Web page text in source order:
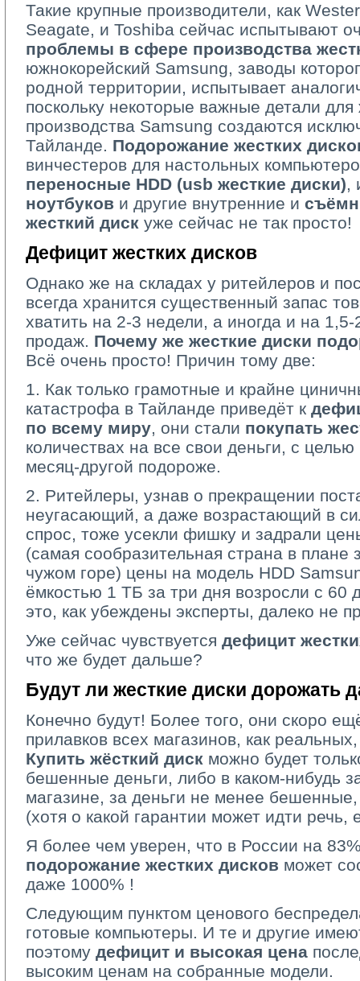
Такие крупные производители, как
Seagate, и Toshiba сейчас испытывают
проблемы в сфере производства
южнокорейский Samsung, заводы
родной территории, испытывает
поскольку некоторые важные детали для
производства Samsung создаются
Тайланде. Подорожание жестких
винчестеров для настольных
переносные HDD (usb жесткие диски),
ноутбуков и другие внутренние и
жесткий диск уже сейчас не так просто!
Дефицит жестких дисков
Однако же на складах у ритейлеров и
всегда хранится существенный запас
хватить на 2-3 недели, а иногда и на
продаж. Почему же жесткие диски
Всё очень просто! Причин тому две:
1. Как только грамотные и крайне
катастрофа в Тайланде приведёт к
по всему миру, они стали покупать
количествах на все свои деньги, с
месяц-другой подороже.
2. Ритейлеры, узнав о прекращении
неугасающий, а даже возрастающий в
спрос, тоже усекли фишку и задрали
(самая сообразительная страна в плане
чужом горе) цены на модель HDD
ёмкостью 1 ТБ за три дня возросли с 60
это, как убеждены эксперты, далеко не
Уже сейчас чувствуется дефицит
что же будет дальше?
Будут ли жесткие диски дорожать
Конечно будут! Более того, они скоро
прилавков всех магазинов, как
Купить жёсткий диск можно будет
бешенные деньги, либо в каком-нибудь
магазине, за деньги не менее бешенные,
(хотя о какой гарантии может идти речь,
Я более чем уверен, что в России на
подорожание жестких дисков может
даже 1000% !
Следующим пунктом ценового
готовые компьютеры. И те и другие
поэтому дефицит и высокая цена
высоким ценам на собранные модели.